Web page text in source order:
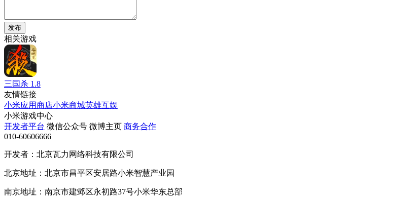
发布
相关游戏
三国杀 1.8
友情链接
小米应用商店小米商城英雄互娱
小米游戏中心
开发者平台 微信公众号 微博主页 商务合作
010-60606666
开发者：北京瓦力网络科技有限公司
北京地址：北京市昌平区安居路小米智慧产业园
南京地址：南京市建邺区永初路37号小米华东总部